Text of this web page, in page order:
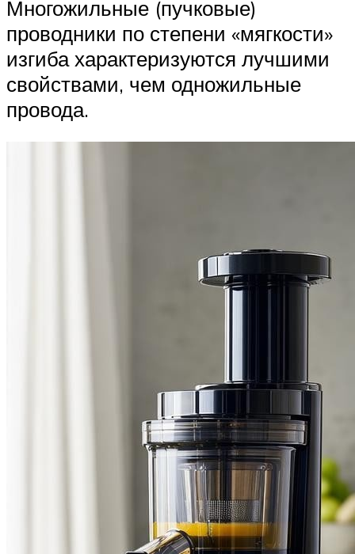
Многожильные (пучковые)
проводники по степени «мягкости»
изгиба характеризуются лучшими
свойствами, чем одножильные
провода.